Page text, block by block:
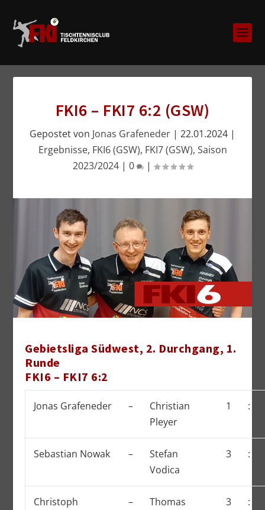
FKI6 – FKI7 6:2 (GSW)
Gepostet von Jonas Grafeneder | 22.01.2024 |
Ergebnisse, FKI6 (GSW), FKI7 (GSW), Saison
2023/2024| 0 |
Gebietsliga Südwest, 2. Durchgang, 1.
Runde
FKI6 – FKI7 6:2
Jonas Grafeneder –
Christian
Pleyer
1 :
Sebastian Nowak –
Stefan
Vodica
3 :
Christoph
–
Thomas
3 :